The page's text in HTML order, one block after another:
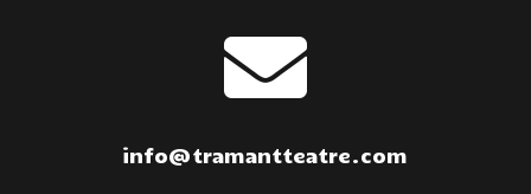

info@tramantteatre.com